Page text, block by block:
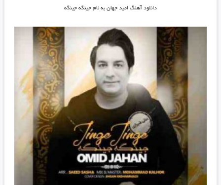
دانلود آهنگ امید جهان به نام جینگه جینگه